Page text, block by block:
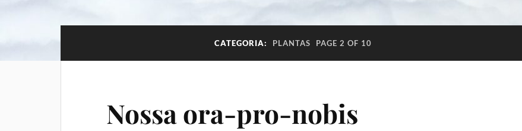
CATEGORIA: PLANTAS PAGE 2 OF 10
Nossa ora-pro-nobis